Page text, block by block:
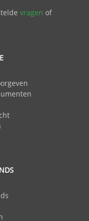
vragen of